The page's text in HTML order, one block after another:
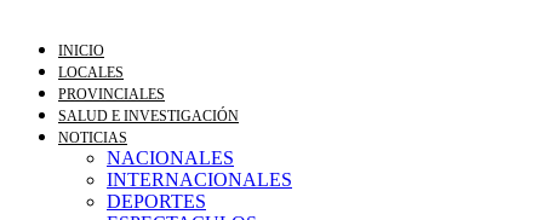
INICIO
LOCALES
PROVINCIALES
SALUD E INVESTIGACIÓN
NOTICIAS
NACIONALES
INTERNACIONALES
DEPORTES